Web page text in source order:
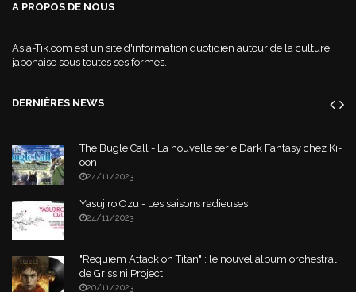
A PROPOS DE NOUS
Asia-Tik.com est un site d'information quotidien autour de la culture
japonaise sous toutes ses formes.
DERNIÈRES NEWS
The Bugle Call - La nouvelle serie Dark Fantasy chez Ki-
oon
24/11/2023
Yasujiro Ozu - Les saisons radieuses
24/11/2023
"Requiem Attack on Titan" : le nouvel album orchestral
de Grissini Project
20/11/2023